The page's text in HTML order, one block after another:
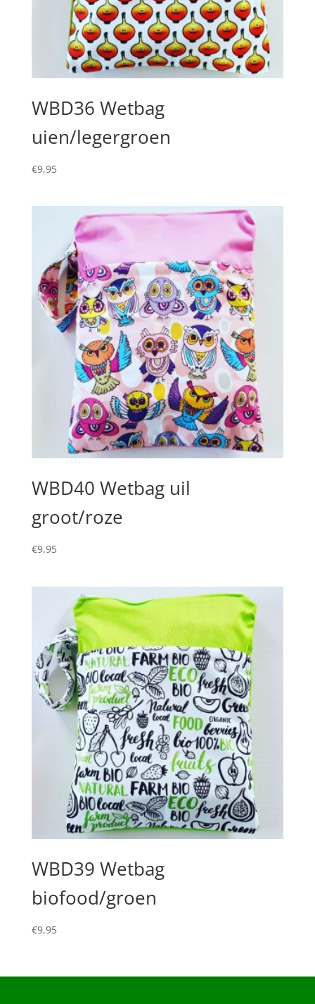
WBD36 Wetbag
uien/legergroen
€9,95
WBD40 Wetbag uil
groot/roze
€9,95
WBD39 Wetbag
biofood/groen
€9,95